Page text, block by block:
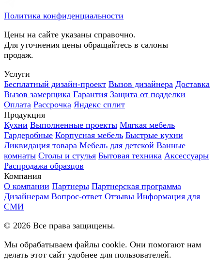
Политика конфиденциальности
Цены на сайте указаны справочно.
Для уточнения цены обращайтесь в салоны
продаж.
Услуги
Бесплатный дизайн-проект Вызов дизайнера Доставка
Вызов замерщика Гарантия Защита от подделки
Оплата Рассрочка Яндекс сплит
Продукция
Кухни Выполненные проекты Мягкая мебель
Гардеробные Корпусная мебель Быстрые кухни
Ликвидация товара Мебель для детской Ванные
комнаты Столы и стулья Бытовая техника Аксессуары
Распродажа образцов
Компания
О компании Партнеры Партнерская программа
Дизайнерам Вопрос-ответ Отзывы Информация для
СМИ
© 2026 Все права защищены.
Мы обрабатываем файлы cookie. Они помогают нам
делать этот сайт удобнее для пользователей.